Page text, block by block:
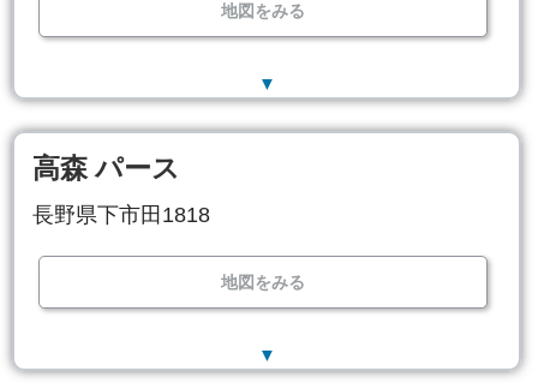
地図をみる
▼
高森 パース
長野県下市田1818
地図をみる
▼